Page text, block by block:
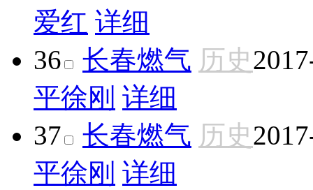
爱红 详细
36
长春燃气 历史
平徐刚 详细
37
长春燃气 历史
平徐刚 详细